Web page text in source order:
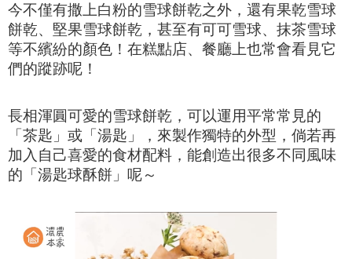
今不僅有撒上白粉的雪球餅乾之外， 還有果乾雪球
餅乾、堅果雪球餅乾，甚至有可可雪球、抹茶雪球
等不繽紛的顏色！ 在糕點店、餐廳上也常會看見它
們的蹤跡呢！
長相渾圓可愛的雪球餅乾， 可以運用平常常見的
「茶匙」或「湯匙」，來製作獨特的外型， 倘若再
加入自己喜愛的食材配料，能創造出很多不同風味
的「湯匙球酥餅」呢～